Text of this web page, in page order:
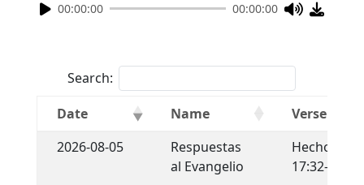
00:00:00 00:00:00
Search:
Date
Name
Verse
2026-08-05
Respuestas
al Evangelio
Hechos
17:32-34